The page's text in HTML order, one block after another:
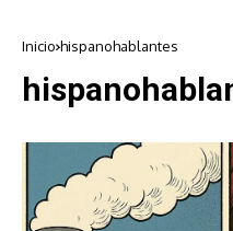
Inicio hispanohablantes